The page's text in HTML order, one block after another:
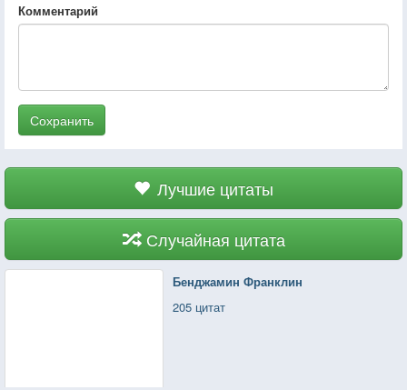
Комментарий
Сохранить
Лучшие цитаты
Случайная цитата
Бенджамин Франклин
205 цитат